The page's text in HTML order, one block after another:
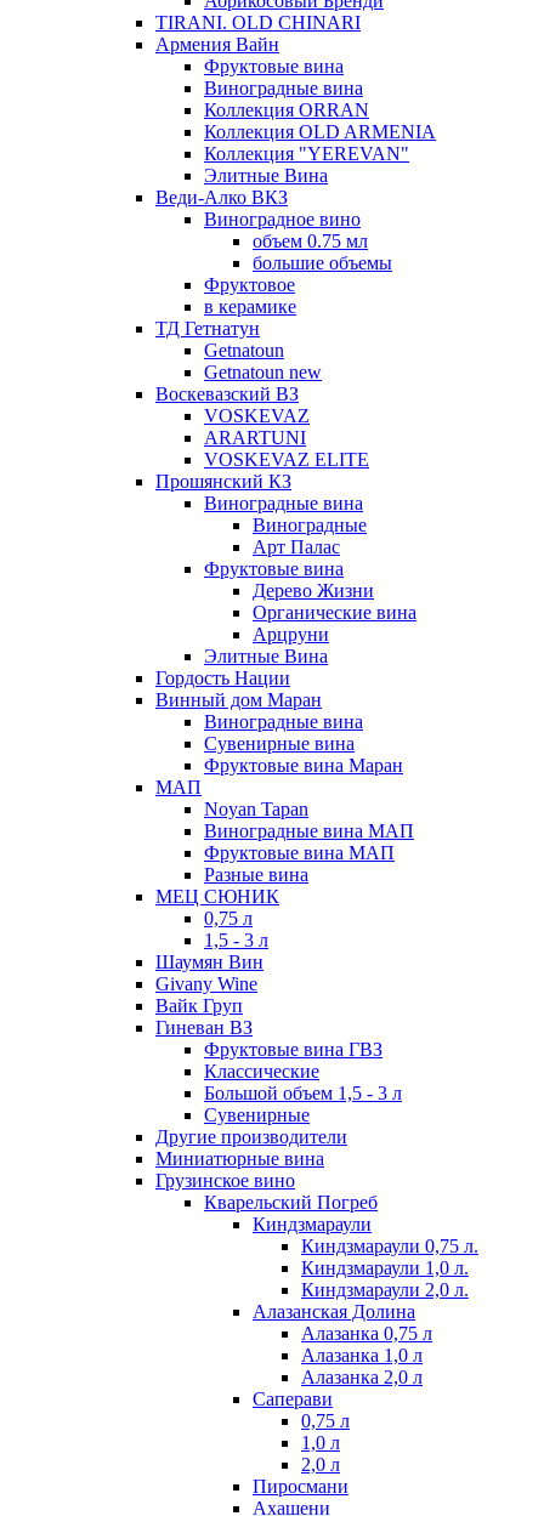
TIRANI. OLD CHINARI
Армения Вайн
Фруктовые вина
Виноградные вина
Коллекция ORRAN
Коллекция OLD ARMENIA
Коллекция "YEREVAN"
Элитные Вина
Веди-Алко ВКЗ
Виноградное вино
объем 0.75 мл
большие объемы
Фруктовое
в керамике
ТД Гетнатун
Getnatoun
Getnatoun new
Воскевазский ВЗ
VOSKEVAZ
ARARTUNI
VOSKEVAZ ELITE
Прошянский КЗ
Виноградные вина
Виноградные
Арт Палас
Фруктовые вина
Дерево Жизни
Органические вина
Арцруни
Элитные Вина
Гордость Нации
Винный дом Маран
Виноградные вина
Сувенирные вина
Фруктовые вина Маран
МАП
Noyan Tapan
Виноградные вина МАП
Фруктовые вина МАП
Разные вина
МЕЦ СЮНИК
0,75 л
1,5 - 3 л
Шаумян Вин
Givany Wine
Вайк Груп
Гиневан ВЗ
Фруктовые вина ГВЗ
Классические
Большой объем 1,5 - 3 л
Сувенирные
Другие производители
Миниатюрные вина
Грузинское вино
Кварельский Погреб
Киндзмараули
Киндзмараули 0,75 л.
Киндзмараули 1,0 л.
Киндзмараули 2,0 л.
Алазанская Долина
Алазанка 0,75 л
Алазанка 1,0 л
Алазанка 2,0 л
Саперави
0,75 л
1,0 л
2,0 л
Пиросмани
Ахашени